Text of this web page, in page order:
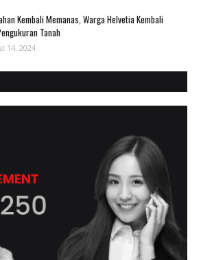
Kembali Memanas, Warga Helvetia Kembali
Tanah
14, 2024